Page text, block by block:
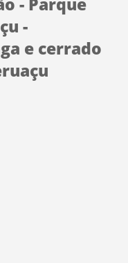
-
e cerrado